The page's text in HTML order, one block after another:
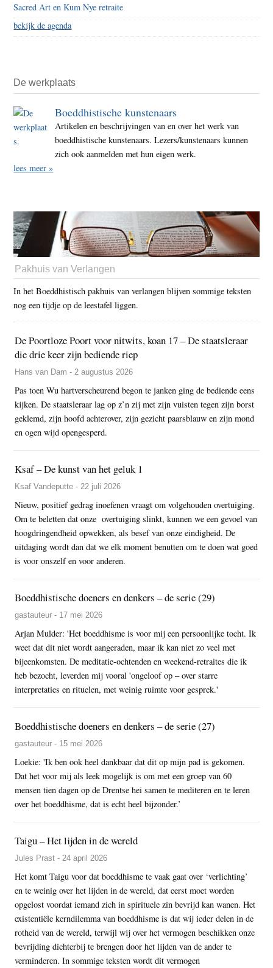
Sacred Art en Kum Nye retraite
bekijk de agenda
De werkplaats
Boeddhistische kunstenaars
Artikelen en beschrijvingen van en over het werk van
boeddhistische kunstenaars. Lezers/kunstenaars kunnen
zich ook aanmelden met hun eigen werk.
lees meer »
Pakhuis van Verlangen
In het Boeddhistisch pakhuis van verlangen blijven sommige teksten
nog een tijdje op de leestafel liggen.
De Poortloze Poort voor nitwits, koan 17 – De staatsleraar
die drie keer zijn bediende riep
Hans van Dam - 2 augustus 2026
Pas toen Wu hartverscheurend begon te janken ging de bediende eens
kijken. De staatsleraar lag op z’n zij met zijn vuisten tegen zijn borst
geklemd, zijn hoofd achterover, zijn gezicht paarsblauw en zijn mond
en ogen wijd opengesperd.
Ksaf – De kunst van het geluk 1
Ksaf Vandeputte - 22 juli 2026
Nieuw, positief gedrag inoefenen vraagt om volgehouden overtuiging.
Om te beletten dat onze overtuiging slinkt, kunnen we een gevoel van
hoogdringendheid opwekken, als besef van onze eindigheid. De
uitdaging wordt dan dat we elk moment benutten om te doen wat goed
is voor onszelf en voor anderen.
Boeddhistische doeners en denkers – de serie (29)
gastauteur - 17 mei 2026
Arjan Mulder: 'Het boeddhisme is voor mij een persoonlijke tocht. Ik
weet dat dit niet wordt aangeraden, maar ik kan niet zo veel met
bijeenkomsten. De meditatie-ochtenden en weekend-retraites die ik
heb bezocht, leverden mij vooral 'ongeloof op – over starre
interpretaties en rituelen, met weinig ruimte voor gesprek.'
Boeddhistische doeners en denkers – de serie (27)
gastauteur - 15 mei 2026
Loekie: 'Ik ben ook heel dankbaar dat dit op mijn pad is gekomen.
Dat het voor mij als leek mogelijk is om met een groep van 60
mensen tien dagen op de Drentse hei samen te mediteren en te leren
over het boeddhisme, dat is echt heel bijzonder.’
Taigu – Het lijden in de wereld
Jules Prast - 24 april 2026
Het komt Taigu voor dat boeddhisme te vaak gaat over ‘verlichting’
en te weinig over het lijden in de wereld, dat eerst moet worden
opgelost voordat iemand zich in spirituele zin bevrijd kan wanen. Het
existentiële kerndilemma van boeddhisme is dat wij ieder delen in de
rotheid van de wereld, terwijl wij over het vermogen beschikken onze
bevrijding dichterbij te brengen door het lijden van de ander te
verminderen. In sommige teksten wordt dit vermogen